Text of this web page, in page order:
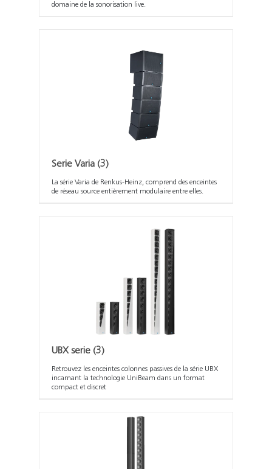
domaine de la sonorisation live.
Serie Varia (3)
La série Varia de Renkus-Heinz, comprend des enceintes
de réseau source entièrement modulaire entre elles.
UBX serie (3)
Retrouvez les enceintes colonnes passives de la série UBX
incarnant la technologie UniBeam dans un format
compact et discret